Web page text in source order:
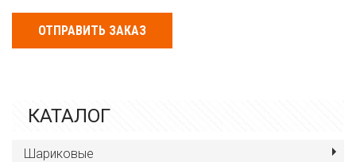
ОТПРАВИТЬ ЗАКАЗ
КАТАЛОГ
Шариковые